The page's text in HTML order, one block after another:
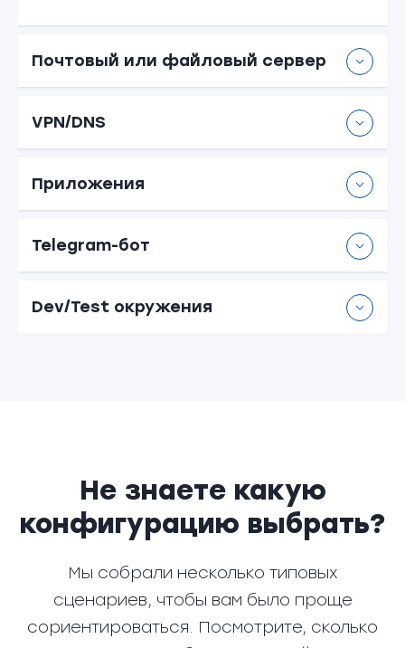
Почтовый или файловый сервер
VPN/DNS
Приложения
Telegram-бот
Dev/Test окружения
Не знаете какую
конфигурацию выбрать?
Мы собрали несколько типовых
сценариев, чтобы вам было проще
сориентироваться. Посмотрите, сколько